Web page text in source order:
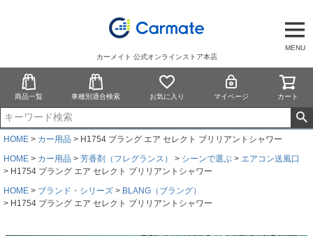
MENU
カーメイト 公式オンラインストア本店
商品一覧 車種別適合検索 お気に入り マイページ カート
HOME カー用品
H1754 ブラング エア セレクト ブリリアントシャワー
HOME
カー用品 芳香剤（フレグランス） シーンで選ぶ
エアコン送風口
H1754 ブラング エア セレクト ブリリアントシャワー
HOME
ブランド・シリーズ
BLANG（ブラング）
H1754 ブラング エア セレクト ブリリアントシャワー